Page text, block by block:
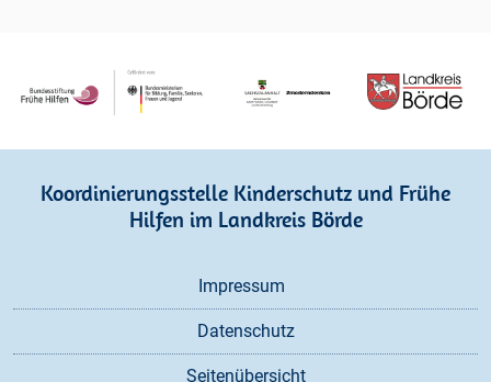
Koordinierungsstelle Kinderschutz und Frühe
Hilfen im Landkreis Börde
Impressum
Datenschutz
Seitenübersicht